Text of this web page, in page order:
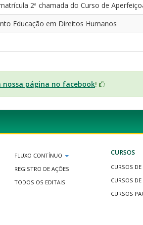
2ª chamada do Curso de
Educação em Direitos Humanos
nossa página no facebook!
FLUXO CONTÍNUO
REGISTRO DE AÇÕES
TODOS OS EDITAIS
CURSOS
CURSOS
CURSOS
CURSOS